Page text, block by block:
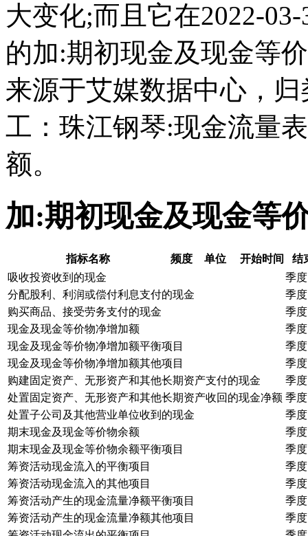
大变化;而且它在2022-
的加:期初现金及现金等
来源于艾媒数据中心，
工：珠江钢琴:现金流量
额。
加:期初现金及现金等
指标名称 频度 单位 开始时间
结
吸收投资收到的现金
季度
分配股利、利润或偿付利息支付的现金
季度
购买商品、接受劳务支付的现金
季度
现金及现金等价物净增加额
季度
现金及现金等价物净增加额平衡项目
季度
现金及现金等价物净增加额其他项目
季度
购建固定资产、无形资产和其他长期资产支付的现金
季度
处置固定资产、无形资产和其他长期资产收回的现金净额 季度
处置子公司及其他营业单位收到的现金
季度
期末现金及现金等价物余额
季度
期末现金及现金等价物余额平衡项目
季度
筹资活动现金流入的平衡项目
季度
筹资活动现金流入的其他项目
季度
筹资活动产生的现金流量净额平衡项目
季度
筹资活动产生的现金流量净额其他项目
季度